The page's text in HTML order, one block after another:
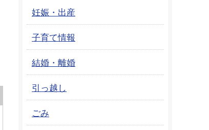
妊娠・出産
子育て情報
結婚・離婚
引っ越し
ごみ